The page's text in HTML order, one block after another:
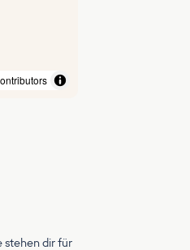
stehen dir für